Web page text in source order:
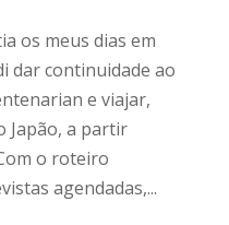
os meus dias em
dar continuidade ao
e viajar,
Japão, a partir
o roteiro
agendadas,...